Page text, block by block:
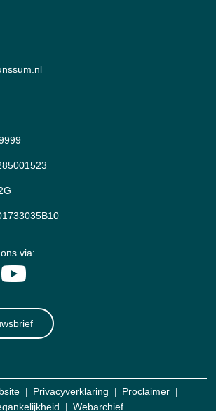
via:
Privacyverklaring
Proclaimer
Webarchief